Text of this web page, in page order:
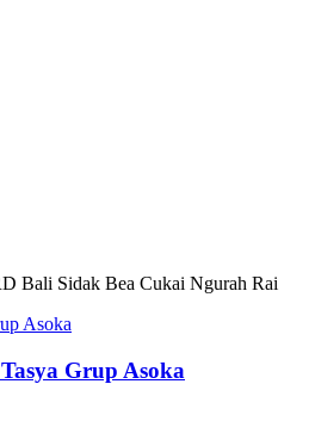
Bali Sidak Bea Cukai Ngurah Rai
Grup Asoka